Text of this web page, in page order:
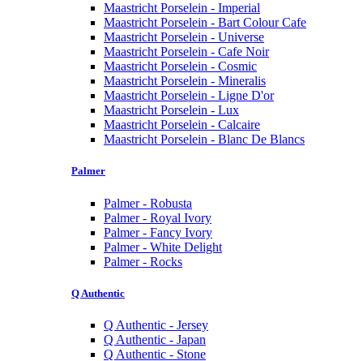
Maastricht Porselein - Imperial
Maastricht Porselein - Bart Colour Cafe
Maastricht Porselein - Universe
Maastricht Porselein - Cafe Noir
Maastricht Porselein - Cosmic
Maastricht Porselein - Mineralis
Maastricht Porselein - Ligne D'or
Maastricht Porselein - Lux
Maastricht Porselein - Calcaire
Maastricht Porselein - Blanc De Blancs
Palmer
Palmer - Robusta
Palmer - Royal Ivory
Palmer - Fancy Ivory
Palmer - White Delight
Palmer - Rocks
Q Authentic
Q Authentic - Jersey
Q Authentic - Japan
Q Authentic - Stone